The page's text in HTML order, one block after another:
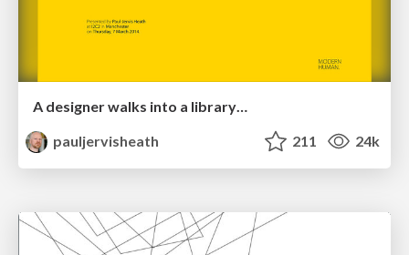
A designer walks into a library…
pauljervisheath
211 24k